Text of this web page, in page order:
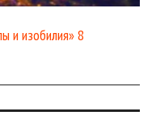
и изобилия» 8